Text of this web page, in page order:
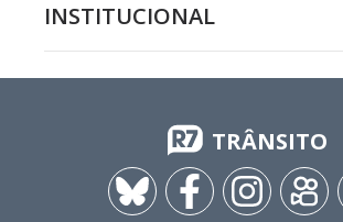
INSTITUCIONAL
TRÂNSITO